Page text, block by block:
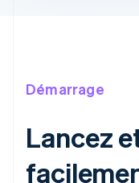
Démarrage
Lancez